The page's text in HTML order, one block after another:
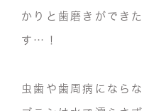
かりと歯磨きができ
す…！
虫歯や歯周病になら